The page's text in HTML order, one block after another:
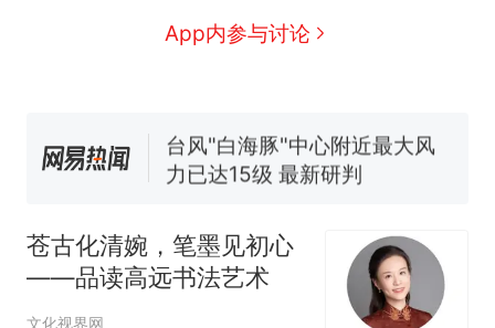
App内参与讨论
人生
新
搬家报价570元，搬到楼下
交5060元才肯搬上楼！女子傻
协会回应
台风"白海豚"中心附近最大风
力已达15级 最新研判
试前13名均遭淘汰？教育局：
已叫停招聘，成立调查组全面
核查
笔试第一被第二名传话劝弃考
官方通报
那个在床头放菜刀的女孩，
苍古化清婉，笔墨见初心
——品读高远书法艺术
文化视界网